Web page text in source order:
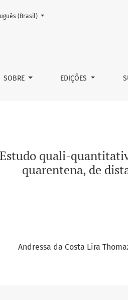
quali-quantitativo sobre a
SOBRE EDIÇÕES
o idioma. O atual é:
(Brasil)
Estudo quali-
quarentena, de
Andressa da Costa Lira